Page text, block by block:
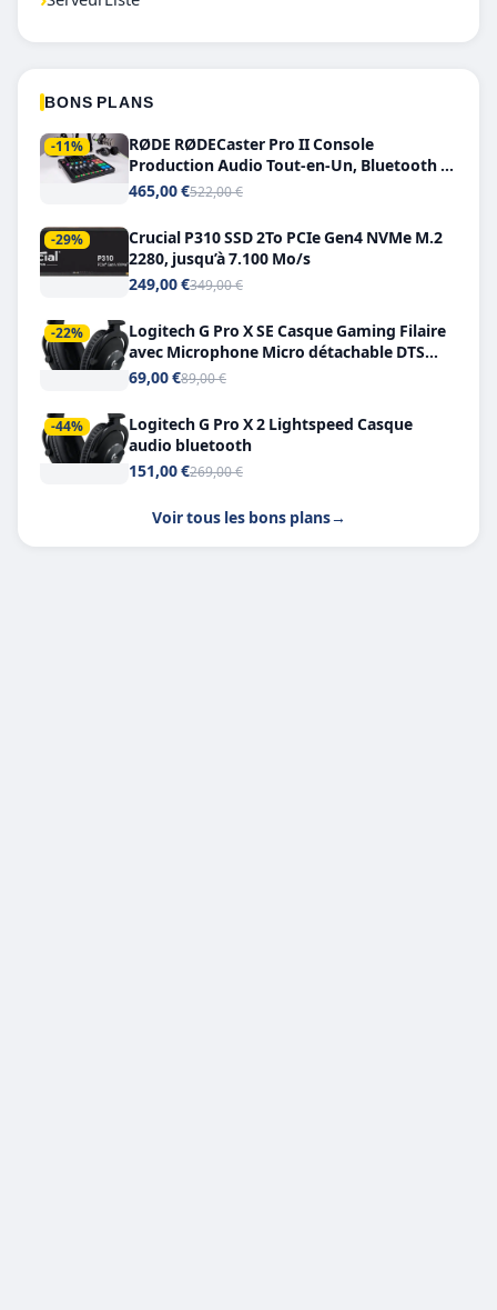
BONS PLANS
-11%
RØDE RØDECaster Pro II Console
Production Audio Tout-en-Un, Bluetooth et
Double USB-C
465,00 €522,00 €
-29%
Crucial P310 SSD 2To PCIe Gen4 NVMe M.2
2280, jusqu’à 7.100 Mo/s
249,00 €349,00 €
-22%
Logitech G Pro X SE Casque Gaming Filaire
avec Microphone Micro détachable DTS
Headphone X 7.1
69,00 €89,00 €
-44%
Logitech G Pro X 2 Lightspeed Casque
audio bluetooth
151,00 €269,00 €
Voir tous les bons plans→